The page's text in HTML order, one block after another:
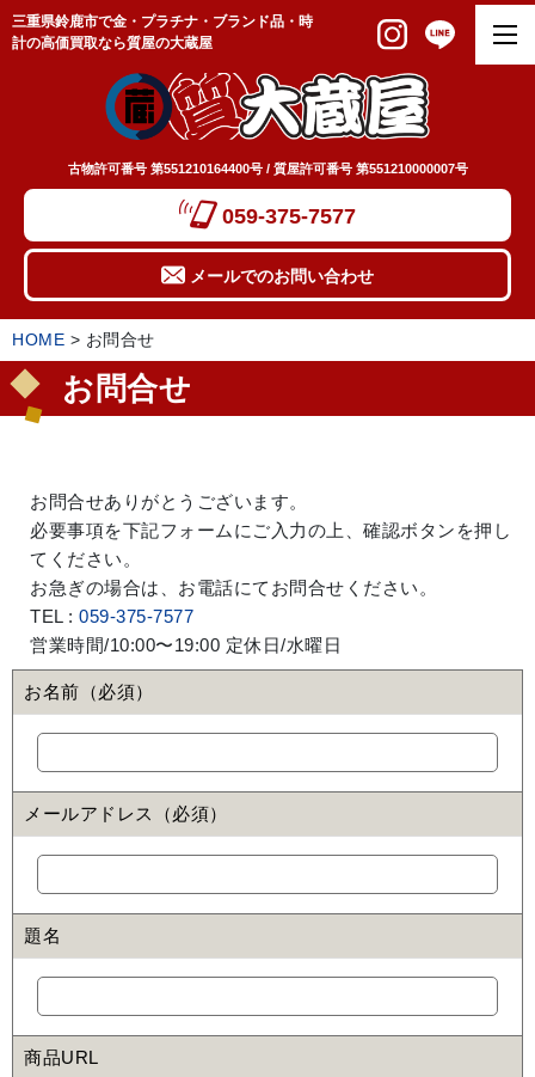
三重県鈴鹿市で金・プラチナ・ブランド品・時
計の高価買取なら質屋の大蔵屋
古物許可番号 第551210164400号 / 質屋許可番号 第551210000007号
059-375-7577
メールでのお問い合わせ
HOME > お問合せ
お問合せ
お問合せありがとうございます。
必要事項を下記フォームにご入力の上、確認ボタンを押し
てください。
お急ぎの場合は、お電話にてお問合せください。
TEL : 059-375-7577
営業時間/10:00〜19:00 定休日/水曜日
お名前（必須）
メールアドレス（必須）
題名
商品URL